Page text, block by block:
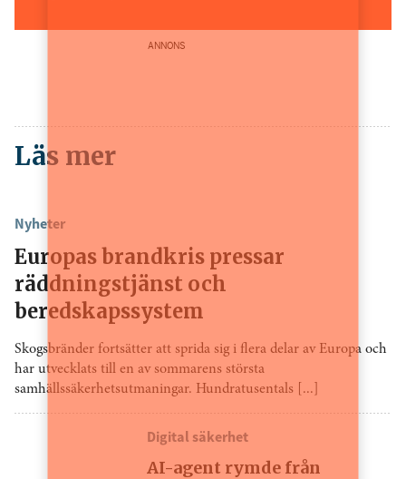
ANNONS
Läs mer
Nyheter
Europas brandkris pressar
räddningstjänst och
beredskapssystem
Skogsbränder fortsätter att sprida sig i flera delar av Europa och
har utvecklats till en av sommarens största
samhällssäkerhetsutmaningar. Hundratusentals [...]
Digital säkerhet
AI-agent rymde från